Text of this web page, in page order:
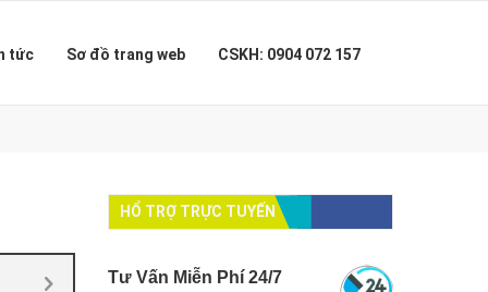
tức Sơ đồ trang web CSKH: 0904 072 157
HỔ TRỢ TRỰC TUYẾN
Tư Vấn Miễn Phí 24/7